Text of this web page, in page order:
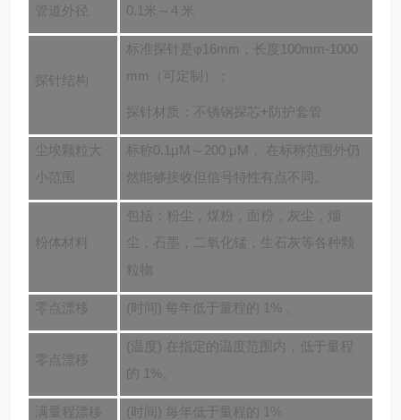
管道外径 0.1米～4 米
探针结构
标准探针是φ16mm，长度100mm-1000
mm
（ 可定制 ）；
探针材质：不锈钢探芯+防护套管
尘埃颗粒大
小范围
标称0.1μM～200 μM， 在标称范围外仍
然能够接收但信号特性有点不同。
粉体材料
包括：粉尘，煤粉，面粉，灰尘，烟
尘，石墨，二氧化锰，生石灰等各种颗
粒物
零点漂移 (时间) 每年低于量程的 1% 。
零点漂移
(温度) 在指定的温度范围内，低于量程
的 1%。
满量程漂移 (时间) 每年低于量程的 1%